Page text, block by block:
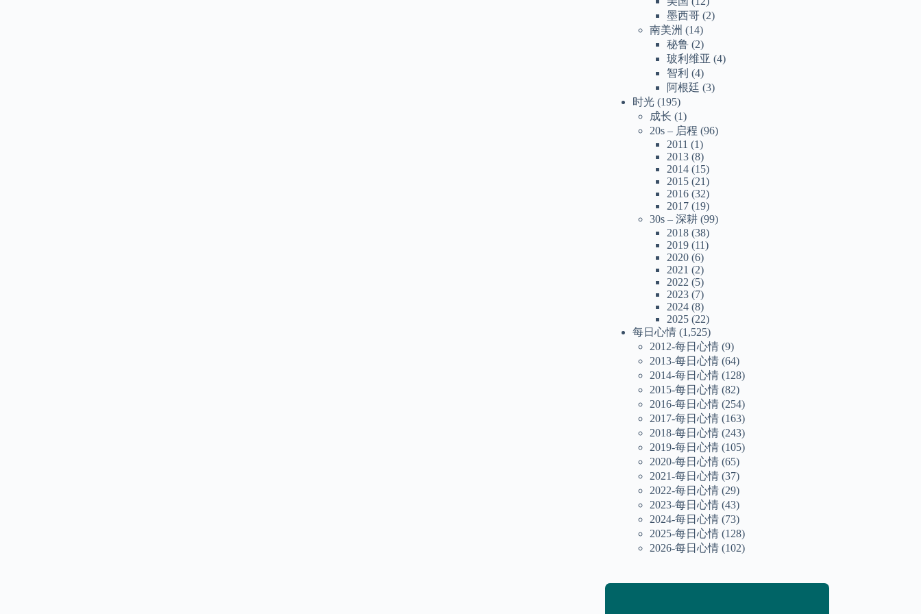
墨西哥 (2)
南美洲 (14)
秘鲁 (2)
玻利维亚 (4)
智利 (4)
阿根廷 (3)
时光 (195)
成长 (1)
20s – 启程 (96)
2011 (1)
2013 (8)
2014 (15)
2015 (21)
2016 (32)
2017 (19)
30s – 深耕 (99)
2018 (38)
2019 (11)
2020 (6)
2021 (2)
2022 (5)
2023 (7)
2024 (8)
2025 (22)
每日心情 (1,525)
2012-每日心情 (9)
2013-每日心情 (64)
2014-每日心情 (128)
2015-每日心情 (82)
2016-每日心情 (254)
2017-每日心情 (163)
2018-每日心情 (243)
2019-每日心情 (105)
2020-每日心情 (65)
2021-每日心情 (37)
2022-每日心情 (29)
2023-每日心情 (43)
2024-每日心情 (73)
2025-每日心情 (128)
2026-每日心情 (102)